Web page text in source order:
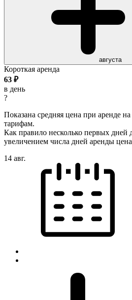
августа
Короткая аренда
63 ₽
в день
?
Показана средняя цена при аренде
тарифам.
Как правило несколько первых дней
увеличением числа дней аренды
14 авг.